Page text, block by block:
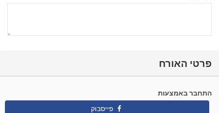
פרטי האורח
התחבר באמצעות
פייסבוק